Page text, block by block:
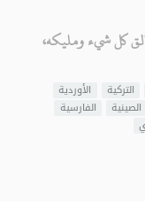
خالق كل شيء ومليكه،
التركية
الأوردية
الصينية
الفارسية